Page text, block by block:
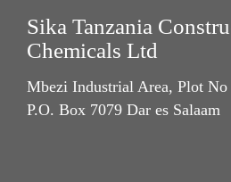
Sika Tanzania
Chemicals Ltd
Mbezi Industrial Area, Plot No
P.O. Box 7079 Dar es Salaam